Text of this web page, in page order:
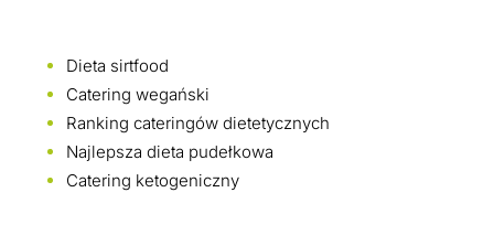
Dieta sirtfood
Catering wegański
Ranking cateringów dietetycznych
Najlepsza dieta pudełkowa
Catering ketogeniczny